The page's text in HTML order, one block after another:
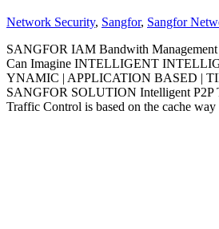
Network Security, Sangfor, Sangfor
SANGFOR IAM Bandwith
Can Imagine INTELLIGENT
YNAMIC | APPLICATION BASED |
SANGFOR SOLUTION Intelligent P2P
Traffic Control is based on the cache way